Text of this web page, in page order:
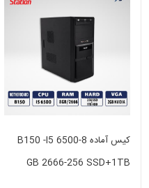
کیس آماده B150 -I5 6500-8
GB 2666-256 SSD+1TB